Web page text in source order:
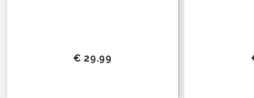
€ 29.99